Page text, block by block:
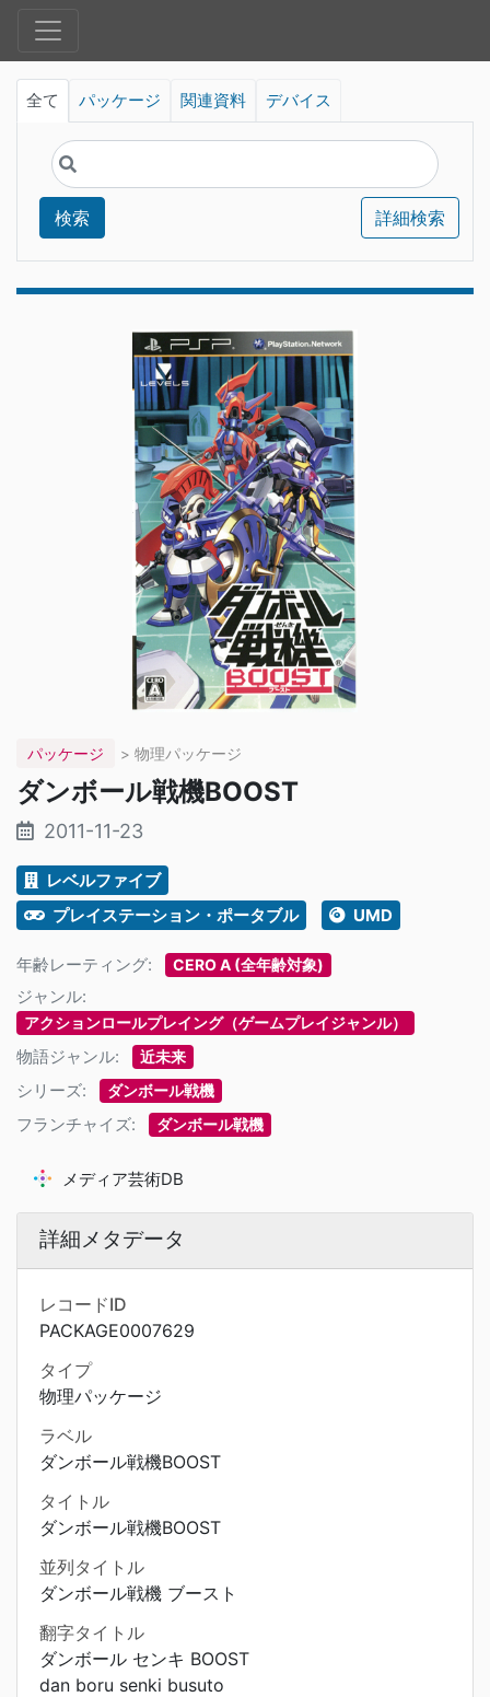
全て パッケージ 関連資料 デバイス
検索 詳細検索
パッケージ > 物理パッケージ
ダンボール戦機BOOST
2011-11-23
レベルファイブ
プレイステーション・ポータブル
UMD
年齢レーティング: CERO A (全年齢対象)
ジャンル:
アクションロールプレイング（ゲームプレイジャンル）
物語ジャンル: 近未来
シリーズ: ダンボール戦機
フランチャイズ: ダンボール戦機
メディア芸術DB
詳細メタデータ
レコードID
PACKAGE0007629
タイプ
物理パッケージ
ラベル
ダンボール戦機BOOST
タイトル
ダンボール戦機BOOST
並列タイトル
ダンボール戦機 ブースト
翻字タイトル
ダンボール センキ BOOST
dan boru senki busuto